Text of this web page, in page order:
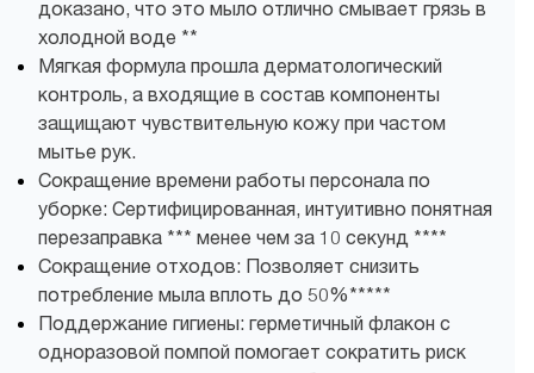
доказано, что это мыло отлично смывает грязь в
холодной воде **
Мягкая формула прошла дерматологический
контроль, а входящие в состав компоненты
защищают чувствительную кожу при частом
мытье рук.
Сокращение времени работы персонала по
уборке: Сертифицированная, интуитивно понятная
перезаправка *** менее чем за 10 секунд ****
Сокращение отходов: Позволяет снизить
потребление мыла вплоть до 50%*****
Поддержание гигиены: герметичный флакон с
одноразовой помпой помогает сократить риск